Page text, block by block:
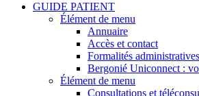
GUIDE PATIENT
Élément de menu
Annuaire
Accès et contact
Formalités administratives
Bergonié Uniconnect :
Élément de menu
Consultations et